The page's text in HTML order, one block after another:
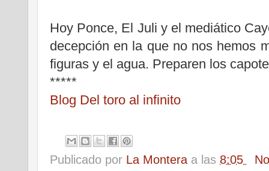
Hoy Ponce, El Juli y el mediático
decepción en la que no nos hemos
figuras y el agua. Preparen los
*****
Blog Del toro al infinito
Publicado por La Montera a las 8:05